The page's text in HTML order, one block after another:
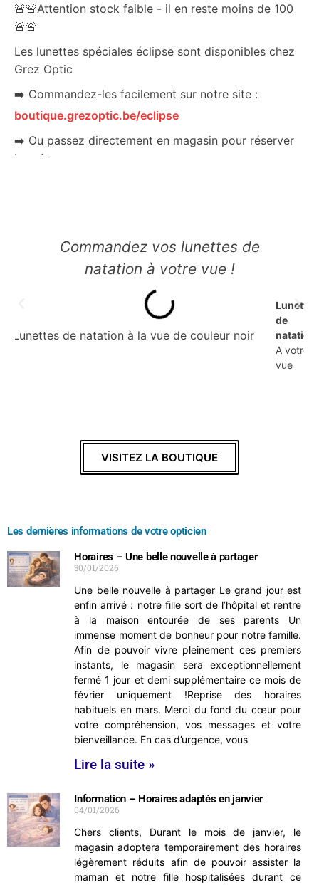
🚨🚨Attention stock faible - il en reste moins de 100
🚨🚨
Les lunettes spéciales éclipse sont disponibles chez
Grez Optic
➡️ Commandez-les facilement sur notre site :
boutique.grezoptic.be/eclipse
➡️ Ou passez directement en magasin pour réserver
les vôtres.
✅ Prix dégressifs : de 2,50€ à 1,75€ pièce selon
🚨🚨Attention stock faible - il en reste moins de 100
Grez Optic
Chaussée de Jodoigne 29/1 – 1390 Grez-Doiceau
#ObservationEclipse#SécuritéVisuelle#GrezDoiceau
15/07/26
Votre Opticien Grez Optic sera fermé du 18 juillet au
21 juillet inclus.
Je vous retrouve le 22 juillet.
Bonne fête nationnale à toutes et tous 🇧🇪
Voir sur Facebook
Commandez vos lunettes de
natation à votre vue !
Lunettes
de
natation
A votre
vue
VISITEZ LA BOUTIQUE
Les dernières informations de votre opticien
Horaires – Une belle nouvelle à partager
30/01/2026
Une belle nouvelle à partager Le grand jour est
enfin arrivé : notre fille sort de l’hôpital et rentre
à la maison entourée de ses parents Un
immense moment de bonheur pour notre famille.
Afin de pouvoir vivre pleinement ces premiers
instants, le magasin sera exceptionnellement
fermé 1 jour et demi supplémentaire ce mois de
février uniquement !Reprise des horaires
habituels en mars. Merci du fond du cœur pour
votre compréhension, vos messages et votre
bienveillance. En cas d’urgence, vous
Lire la suite »
Information – Horaires adaptés en janvier
04/01/2026
Chers clients, Durant le mois de janvier, le
magasin adoptera temporairement des horaires
légèrement réduits afin de pouvoir assister la
maman et notre fille hospitalisées durant ce